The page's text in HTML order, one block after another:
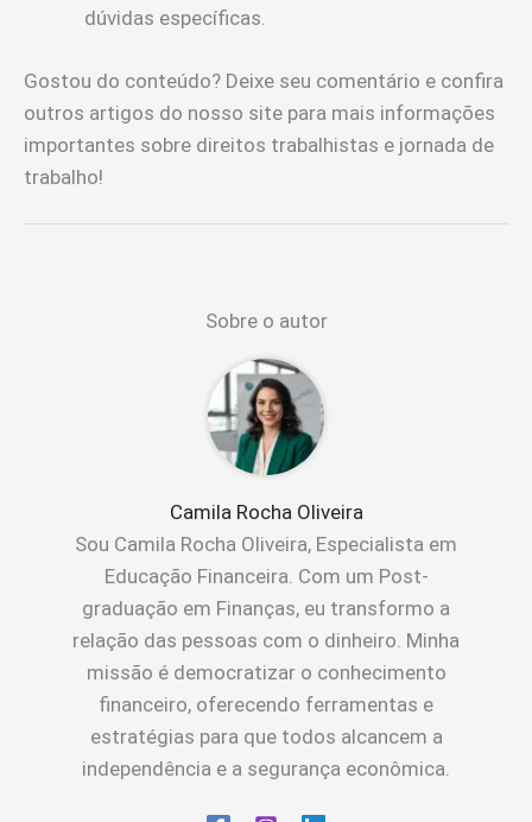
dúvidas específicas.
Gostou do conteúdo? Deixe seu comentário e confira
outros artigos do nosso site para mais informações
importantes sobre direitos trabalhistas e jornada de
trabalho!
Sobre o autor
Camila Rocha Oliveira
Sou Camila Rocha Oliveira, Especialista em
Educação Financeira. Com um Post-
graduação em Finanças, eu transformo a
relação das pessoas com o dinheiro. Minha
missão é democratizar o conhecimento
financeiro, oferecendo ferramentas e
estratégias para que todos alcancem a
independência e a segurança econômica.